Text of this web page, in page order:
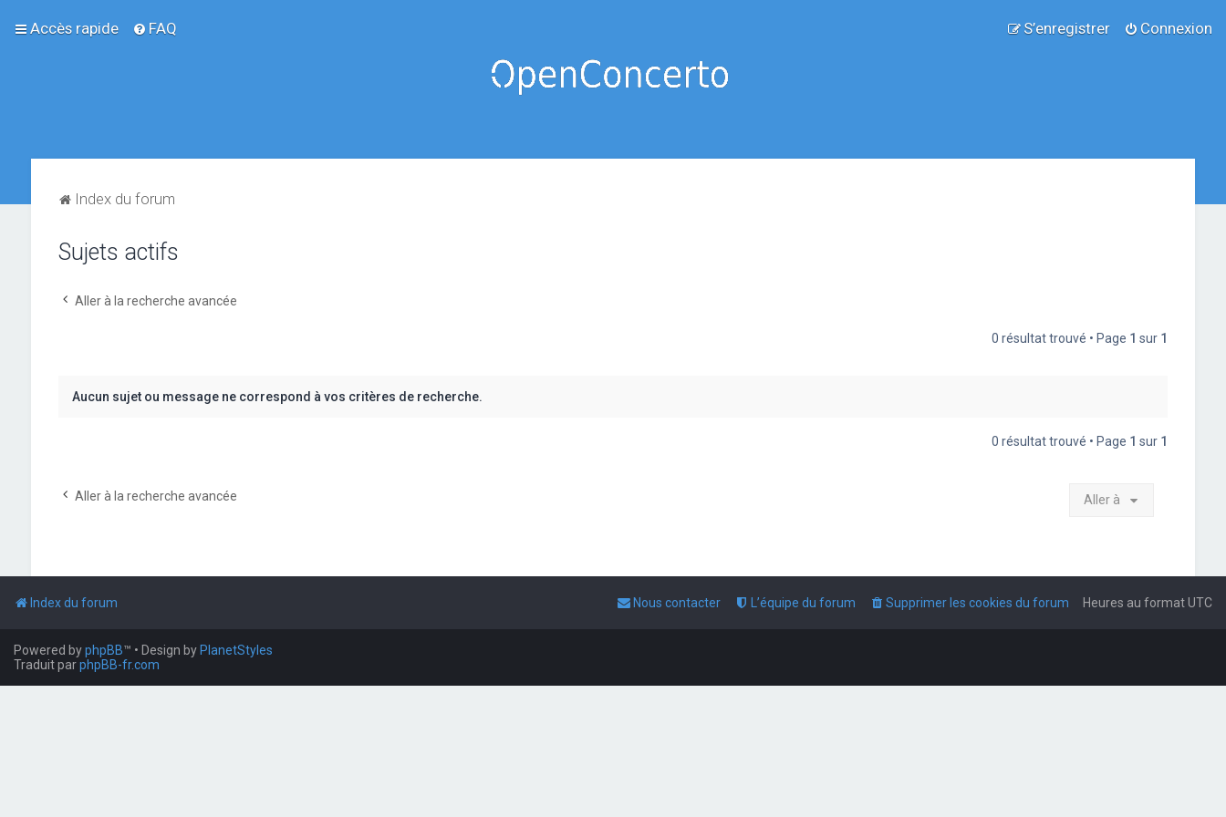
Accès rapide FAQ Connexion
S’enregistrer
Index du forum
Sujets actifs
Aller à la recherche avancée
0 résultat trouvé • Page 1 sur 1
Aucun sujet ou message ne correspond à vos critères de recherche.
0 résultat trouvé • Page 1 sur 1
Aller à la recherche avancée Aller à
Index du forum Heures au formatUTC
Supprimer les cookies du forum
L’équipe du forum
Nous contacter
Powered byphpBB™ • Design by PlanetStyles
Traduit parphpBB-fr.com